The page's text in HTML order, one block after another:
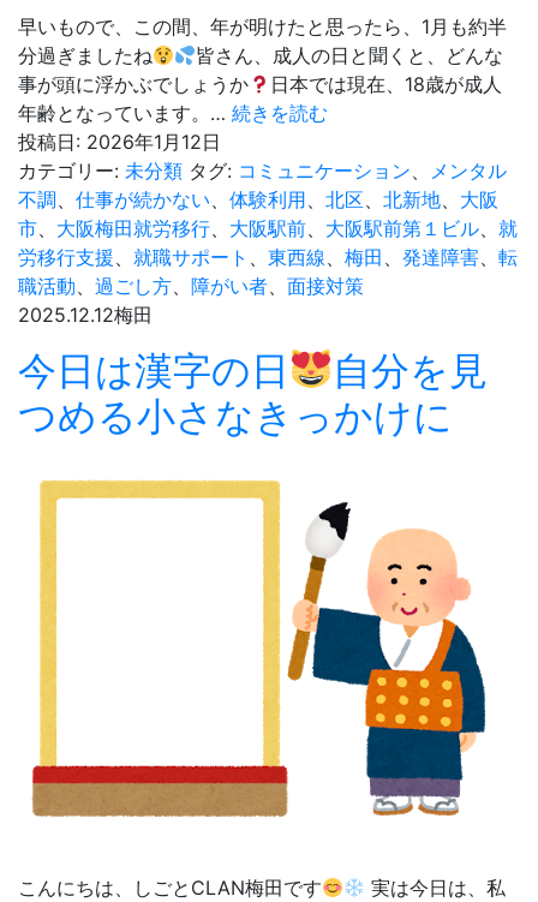
で
す
早いもので、この間、年が明けたと思ったら、1月も約半
分過ぎましたね
皆さん、成人の日と聞くと、どんな
事が頭に浮かぶでしょうか
日本では現在、18歳が成人
年齢となっています。… 続きを読む
式
★☆★
大
人
へ
一
歩
★☆★
投稿日: 2026年1月12日
カテゴリー: 未分類 タグ: コミュニケーション、 メンタル
不調、 仕事が続かない、 体験利用、 北区、 北新地、 大阪
市、 大阪梅田就労移行、 大阪駅前、 大阪駅前第１ビル、 就
労移行支援、 就職サポート 、 東西線、 梅田 、 発達障害、 転
職活動、 過ごし方、 障がい者、 面接対策
2025.12.12梅田
今日は漢字の日
自分を見
つめる小さなきっかけに
こんにちは、しごとCLAN梅田です
実は今日は、私